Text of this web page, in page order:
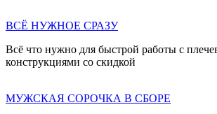
ВСЁ НУЖНОЕ СРАЗУ
Всё что нужно для быстрой работы с
конструкциями со скидкой
МУЖСКАЯ СОРОЧКА В СБОРЕ